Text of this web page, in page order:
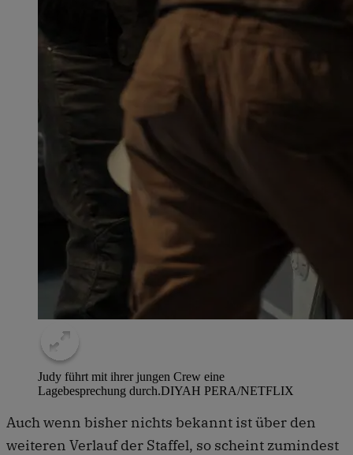
Judy führt mit ihrer jungen Crew eine
Lagebesprechung durch.DIYAH PERA/NETFLIX
Auch wenn bisher nichts bekannt ist über den
weiteren Verlauf der Staffel, so scheint zumindest